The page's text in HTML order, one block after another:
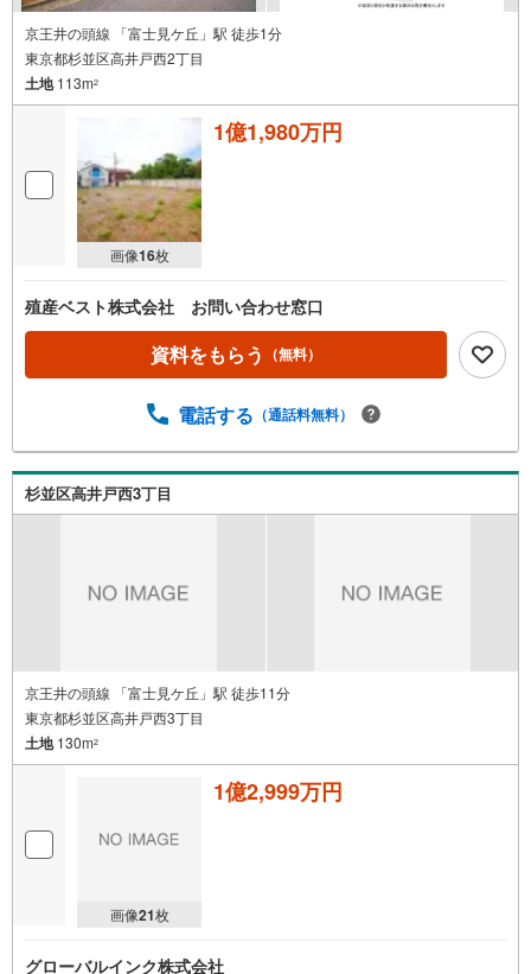
京王井の頭線 「富士見ケ丘」駅 徒歩1分
東京都杉並区高井戸西2丁目
土地113m2
画像16枚
1億1,980万円
殖産ベスト株式会社 お問い合わせ窓口
資料をもらう （無料）
電話する （通話料無料）
杉並区高井戸西3丁目
京王井の頭線 「富士見ケ丘」駅 徒歩11分
東京都杉並区高井戸西3丁目
土地130m2
画像21枚
1億2,999万円
グローバルインク株式会社